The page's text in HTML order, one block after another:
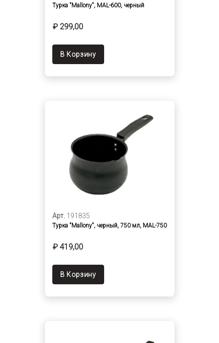
Турка "Mallony", MAL-600, черный
₽ 299,00
В Корзину
Арт. 191835
Турка "Mallony", черный, 750 мл, MAL-750
₽ 419,00
В Корзину